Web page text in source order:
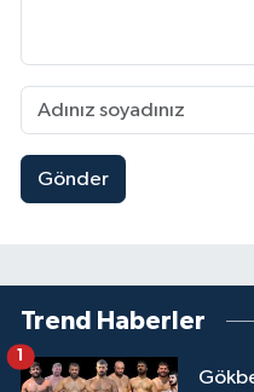
Gönder
Trend Haberler
1